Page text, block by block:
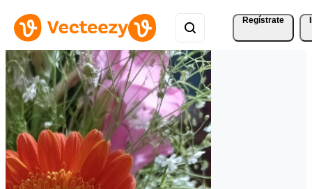
Regístrate